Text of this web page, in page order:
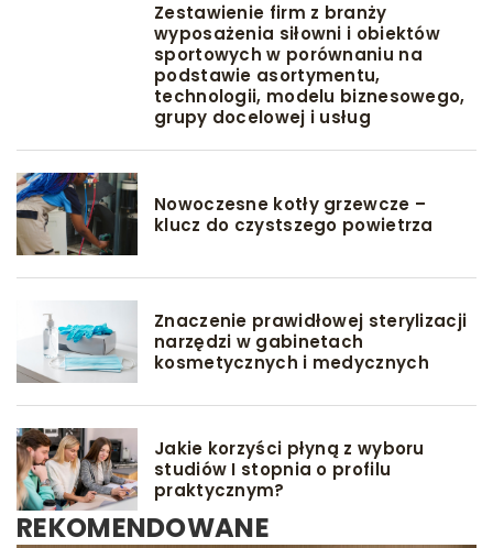
Zestawienie firm z branży
wyposażenia siłowni i obiektów
sportowych w porównaniu na
podstawie asortymentu,
technologii, modelu biznesowego,
grupy docelowej i usług
Nowoczesne kotły grzewcze –
klucz do czystszego powietrza
Znaczenie prawidłowej sterylizacji
narzędzi w gabinetach
kosmetycznych i medycznych
Jakie korzyści płyną z wyboru
studiów I stopnia o profilu
praktycznym?
REKOMENDOWANE